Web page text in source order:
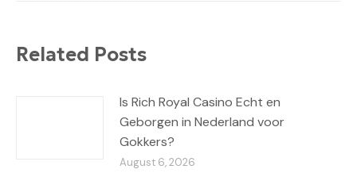
Related Posts
Is Rich Royal Casino Echt en
Geborgen in Nederland voor
Gokkers?
August 6, 2026